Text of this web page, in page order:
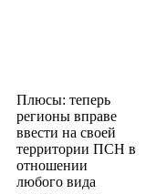
Плюсы: теперь
регионы вправе
ввести на своей
территории ПСН в
отношении
любого вида